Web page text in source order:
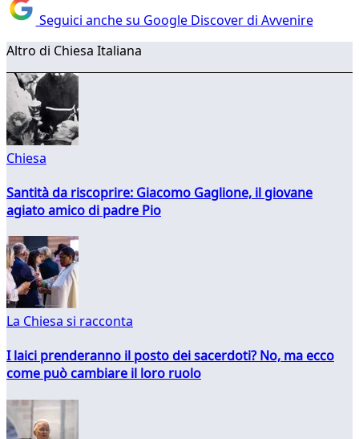
Seguici anche su Google Discover di Avvenire
Altro di Chiesa Italiana
Chiesa
Santità da riscoprire: Giacomo Gaglione, il giovane
agiato amico di padre Pio
La Chiesa si racconta
I laici prenderanno il posto dei sacerdoti? No, ma ecco
come può cambiare il loro ruolo